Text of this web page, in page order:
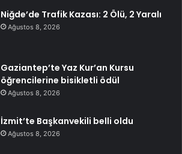
Niğde’de Trafik Kazası: 2 Ölü, 2 Yaralı
Ağustos 8, 2026
Gaziantep’te Yaz Kur’an Kursu
öğrencilerine bisikletli ödül
Ağustos 8, 2026
İzmit’te Başkanvekili belli oldu
Ağustos 8, 2026